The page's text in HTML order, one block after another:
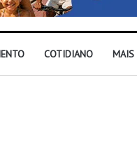
COTIDIANO MAIS